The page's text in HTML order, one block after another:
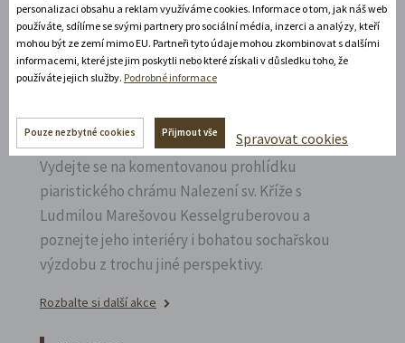
7. 8. 2026
Speciální prohlídka chrámu s
Ludmilou Marešovou
Kesselgruberovou
Vydejte se na komentovanou prohlídku
piaristického chrámu Nalezení sv. Kříže s
Ludmilou Marešovou Kesselgruberovou a
poznejte jeho interiéry i bohatou sochařskou
výzdobu z trochu jiné perspektivy.
Rozbalte si další akce
personalizaci obsahu a reklam využíváme cookies. Informace o tom, jak náš web
používáte, sdílíme se svými partnery pro sociální média, inzerci a analýzy, kteří
mohou být ze zemí mimo EU. Partneři tyto údaje mohou zkombinovat s dalšími
informacemi, které jste jim poskytli nebo které získali v důsledku toho, že
používáte jejich služby. Podrobné informace
Pouze nezbytné cookies Přijmout vše Spravovat cookies